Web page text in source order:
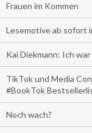
Frauen im Kommen
Lesemotive ab sofort
Kai Diekmann: Ich war
TikTok und Media
#BookTok
Noch wach?